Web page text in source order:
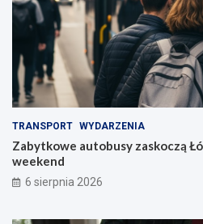
TRANSPORT WYDARZENIA
Zabytkowe autobusy zaskoczą
weekend
6 sierpnia 2026